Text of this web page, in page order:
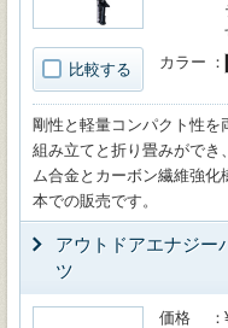
比較する
カラー
剛性と軽量コンパクト性
組み立てと折り畳みができ
ム合金とカーボン繊維強
本での販売です。
アウトドアエナジー
ツ
価格